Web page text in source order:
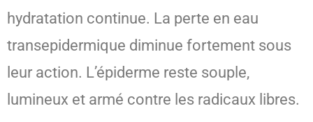
hydratation continue. La perte en eau
transepidermique diminue fortement sous
leur action. L’épiderme reste souple,
lumineux et armé contre les radicaux libres.